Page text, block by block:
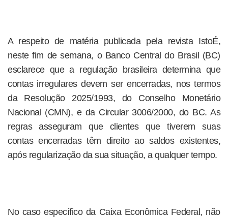
A respeito de matéria publicada pela revista IstoÉ,
neste fim de semana, o Banco Central do Brasil (BC)
esclarece que a regulação brasileira determina que
contas irregulares devem ser encerradas, nos termos
da Resolução 2025/1993, do Conselho Monetário
Nacional (CMN), e da Circular 3006/2000, do BC. As
regras asseguram que clientes que tiverem suas
contas encerradas têm direito ao saldos existentes,
após regularização da sua situação, a qualquer tempo.
No caso específico da Caixa Econômica Federal, não